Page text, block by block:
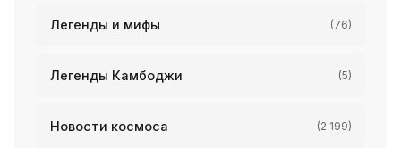
Легенды и мифы (76)
Легенды Камбоджи (5)
Новости космоса (2 199)